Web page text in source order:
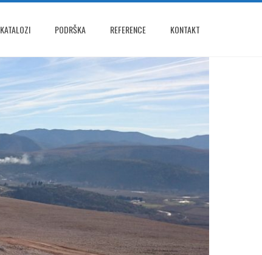
KATALOZI PODRŠKA REFERENCE KONTAKT